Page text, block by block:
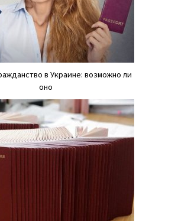
в Украине: возможно ли
оно